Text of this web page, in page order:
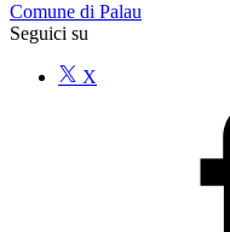
Comune di Palau
Seguici su
X